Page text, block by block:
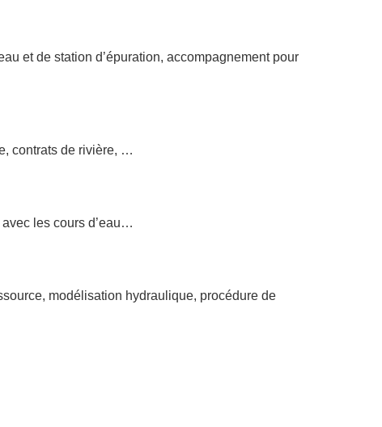
et de station d’épuration, accompagnement pour
contrats de rivière, …
les cours d’eau…
modélisation hydraulique, procédure de